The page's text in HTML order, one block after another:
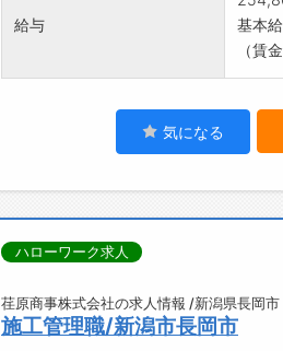
給与
基本
（賃
気になる
ハローワーク求人
荏原商事株式会社の求人情報 /新潟県長岡市
施工管理職/新潟市長岡市